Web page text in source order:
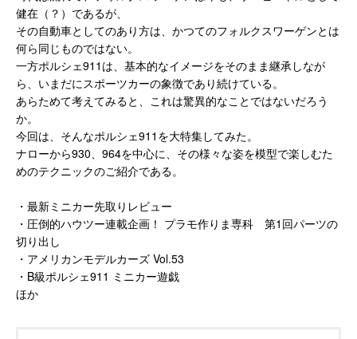
健在（？）であるが、
その自動車としてのあり方は、かつてのフォルクスワーゲンとは
何ら同じものではない。
一方ポルシェ911は、基本的なイメージをそのまま継承しなが
ら、いまだにスポーツカーの象徴であり続けている。
あらためて考えてみると、これは驚異的なことではないだろう
か。
今回は、そんなポルシェ911を大特集してみた。
ナローから930、964を中心に、その様々な姿を模型で楽しむた
めのテクニックのご紹介である。
・最新ミニカー先取りレビュー
・圧倒的ハウツー連載企画！ プラモ作りま専科 第1回パーツの
切り出し
・アメリカンモデルカーズ Vol.53
・B級ポルシェ911 ミニカー遊戯
ほか